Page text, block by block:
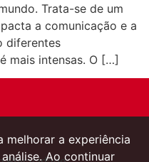
Trata-se de um
a comunicação e a
diferentes
mais intensas. O […]
melhorar a experiência
Ao continuar